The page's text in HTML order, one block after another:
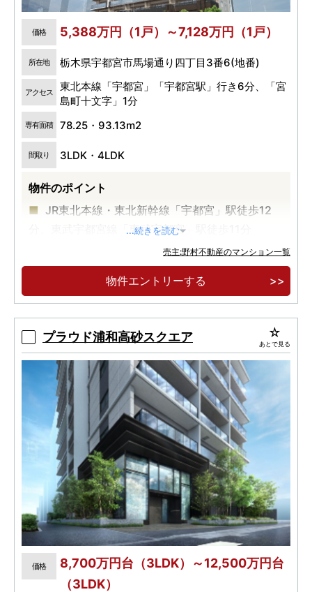
価格 5,388万円（1戸）～7,128万円（1戸）
所在地 栃木県宇都宮市馬場通り四丁目3番6(地番)
アクセス
東北本線「宇都宮」「宇都宮駅」行き6分、「宮
島町十文字」1分
専有面積 78.25・93.13m2
間取り 3LDK・4LDK
物件のポイント
JR東北本線・東北新幹線「宇都宮」駅徒歩12
分、東武宇都宮線「東武宇都宮」駅徒歩11分
宇都宮文化の中心「二荒山神社」近接。
全戸南向き・15階建て・全69邸のレジデンス
...続きを読む
売主:野村不動産のマンション一覧
物件エントリーする
プラウド浦和高砂スクエア あとで見る
価格
8,700万円台（3LDK）～12,500万円台
（3LDK）